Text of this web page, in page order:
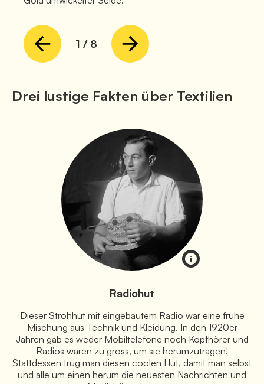
1 / 8
Drei lustige Fakten über Textilien
Radiohut
Dieser Strohhut mit eingebautem Radio war eine frühe
Mischung aus Technik und Kleidung. In den 1920er
Jahren gab es weder Mobiltelefone noch Kopfhörer und
Radios waren zu gross, um sie herumzutragen!
Stattdessen trug man diesen coolen Hut, damit man selbst
und alle um einen herum die neuesten Nachrichten und